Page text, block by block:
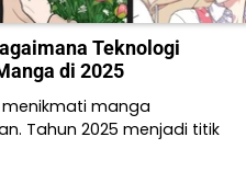
Teknologi
di 2025
manga
Tahun 2025 menjadi titik